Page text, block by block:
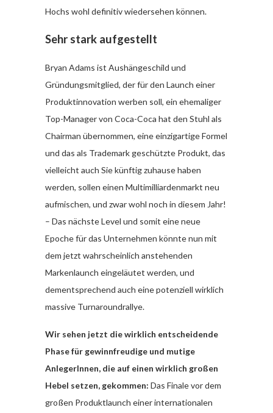
Hochs wohl definitiv wiedersehen können.
Sehr stark aufgestellt
Bryan Adams ist Aushängeschild und
Gründungsmitglied, der für den Launch einer
Produktinnovation werben soll, ein ehemaliger
Top-Manager von Coca-Coca hat den Stuhl als
Chairman übernommen, eine einzigartige Formel
und das als Trademark geschützte Produkt, das
vielleicht auch Sie künftig zuhause haben
werden, sollen einen Multimilliardenmarkt neu
aufmischen, und zwar wohl noch in diesem Jahr!
– Das nächste Level und somit eine neue
Epoche für das Unternehmen könnte nun mit
dem jetzt wahrscheinlich anstehenden
Markenlaunch eingeläutet werden, und
dementsprechend auch eine potenziell wirklich
massive Turnaroundrallye.
Wir sehen jetzt die wirklich entscheidende
Phase für gewinnfreudige und mutige
AnlegerInnen, die auf einen wirklich großen
Hebel setzen, gekommen: Das Finale vor dem
großen Produktlaunch einer internationalen